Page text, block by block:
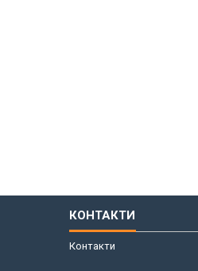
КОНТАКТИ
Контакти